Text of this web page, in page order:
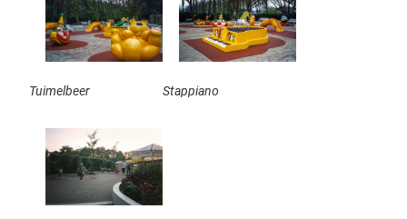
Tuimelbeer Stappiano